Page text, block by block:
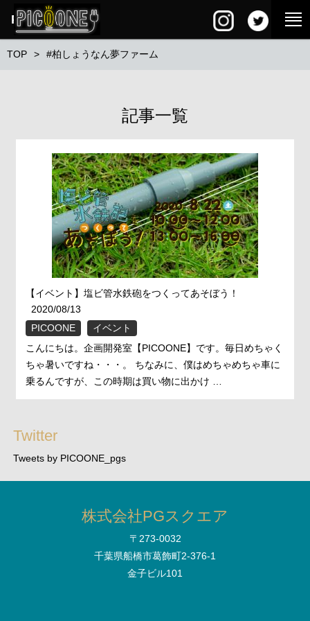
PG SQUARE
TOP #柏しょうなん夢ファーム
記事一覧
【イベント】塩ビ管水鉄砲をつくってあそぼう！
2020/08/13
PICOONE
イベント
こんにちは。企画開発室【PICOONE】です。毎日めちゃく
ちゃ暑いですね・・・。 ちなみに、僕はめちゃめちゃ車に
乗るんですが、この時期は買い物に出かけ …
Twitter
Tweets by PICOONE_pgs
株式会社PGスクエア
〒273-0032
千葉県船橋市葛飾町2-376-1
金子ビル101